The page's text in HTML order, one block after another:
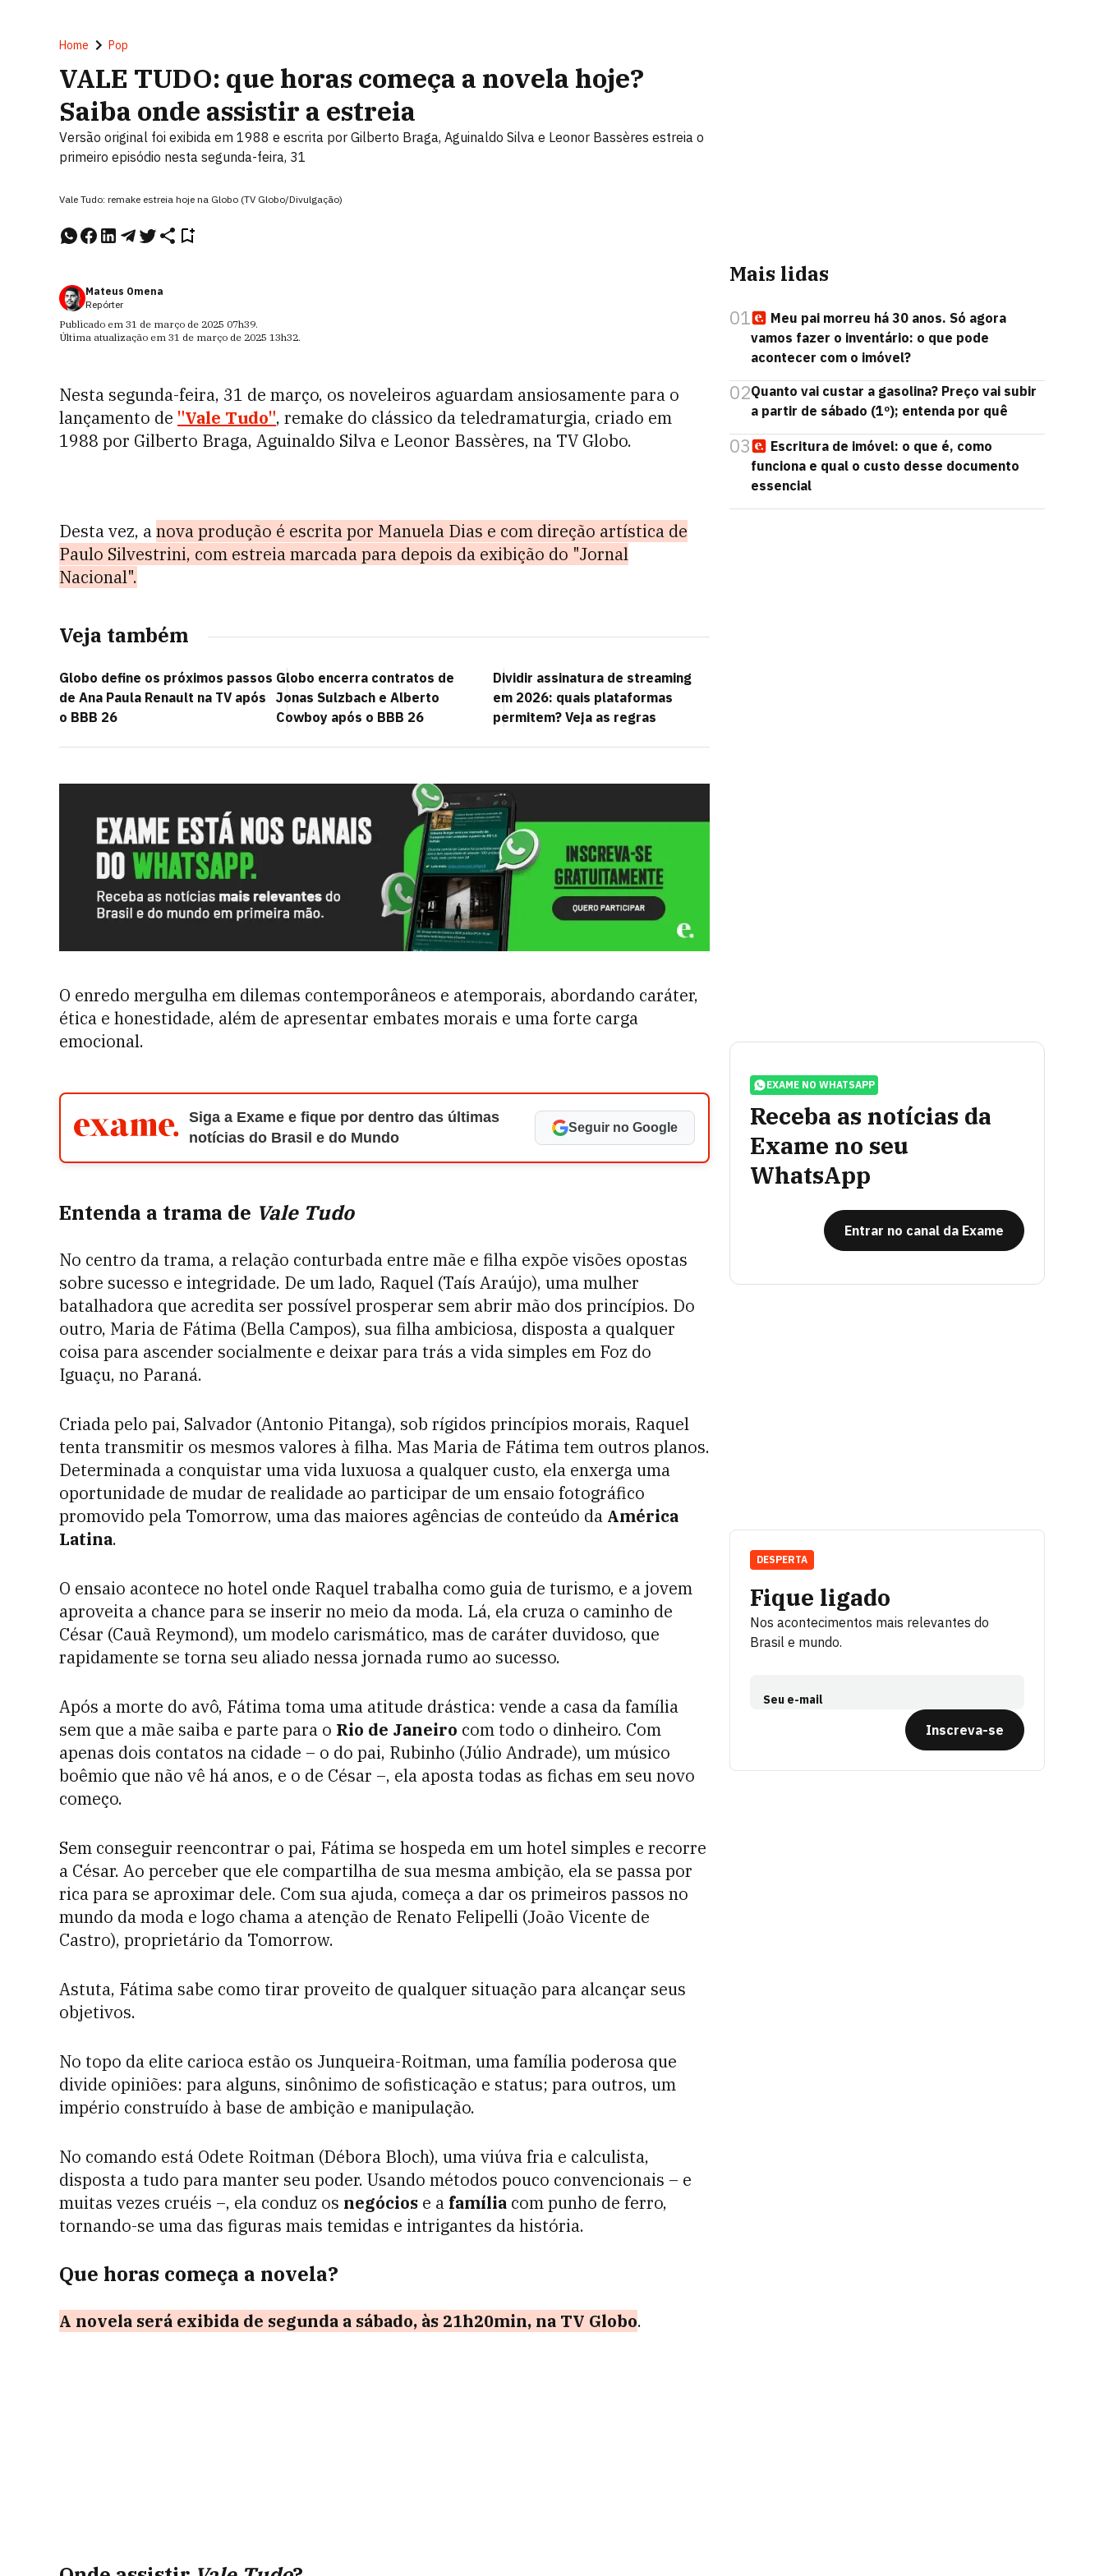
Home Pop
VALE TUDO: que horas começa a novela hoje?
Saiba onde assistir a estreia
Versão original foi exibida em 1988 e escrita por Gilberto Braga, Aguinaldo Silva e Leonor Bassères estreia o
primeiro episódio nesta segunda-feira, 31
Vale Tudo: remake estreia hoje na Globo (TV Globo/Divulgação)
Mateus Omena
Repórter
Publicado em 31 de março de 2025 07h39.
Última atualização em 31 de março de 2025 13h32.
Nesta segunda-feira, 31 de março, os noveleiros aguardam ansiosamente para o
lançamento de "Vale Tudo", remake do clássico da teledramaturgia, criado em
1988 por Gilberto Braga, Aguinaldo Silva e Leonor Bassères, na TV Globo.
Desta vez, anova produção é escrita por Manuela Dias e com direção artística de
Paulo Silvestrini, com estreia marcada para depois da exibição do "Jornal
Nacional".
Veja também
Globo define os próximos passos
de Ana Paula Renault na TV após
o BBB 26
Globo encerra contratos de
Jonas Sulzbach e Alberto
Cowboy após o BBB 26
Dividir assinatura de streaming
em 2026: quais plataformas
permitem? Veja as regras
O enredo mergulha em dilemas contemporâneos e atemporais, abordando caráter,
ética e honestidade, além de apresentar embates morais e uma forte carga
emocional.
Siga a Exame e fique por dentro das últimas
notícias do Brasil e do Mundo
Seguir no Google
Entenda a trama de Vale Tudo
No centro da trama, a relação conturbada entre mãe e filha expõe visões opostas
sobre sucesso e integridade. De um lado, Raquel (Taís Araújo), uma mulher
batalhadora que acredita ser possível prosperar sem abrir mão dos princípios. Do
outro, Maria de Fátima (Bella Campos), sua filha ambiciosa, disposta a qualquer
coisa para ascender socialmente e deixar para trás a vida simples em Foz do
Iguaçu, no Paraná.
Criada pelo pai, Salvador (Antonio Pitanga), sob rígidos princípios morais, Raquel
tenta transmitir os mesmos valores à filha. Mas Maria de Fátima tem outros planos.
Determinada a conquistar uma vida luxuosa a qualquer custo, ela enxerga uma
oportunidade de mudar de realidade ao participar de um ensaio fotográfico
promovido pela Tomorrow, uma das maiores agências de conteúdo da América
Latina.
O ensaio acontece no hotel onde Raquel trabalha como guia de turismo, e a jovem
aproveita a chance para se inserir no meio da moda. Lá, ela cruza o caminho de
César (Cauã Reymond), um modelo carismático, mas de caráter duvidoso, que
rapidamente se torna seu aliado nessa jornada rumo ao sucesso.
Após a morte do avô, Fátima toma uma atitude drástica: vende a casa da família
sem que a mãe saiba e parte para o Rio de Janeiro com todo o dinheiro. Com
apenas dois contatos na cidade – o do pai, Rubinho (Júlio Andrade), um músico
boêmio que não vê há anos, e o de César –, ela aposta todas as fichas em seu novo
começo.
Sem conseguir reencontrar o pai, Fátima se hospeda em um hotel simples e recorre
a César. Ao perceber que ele compartilha de sua mesma ambição, ela se passa por
rica para se aproximar dele. Com sua ajuda, começa a dar os primeiros passos no
mundo da moda e logo chama a atenção de Renato Felipelli (João Vicente de
Castro), proprietário da Tomorrow.
Astuta, Fátima sabe como tirar proveito de qualquer situação para alcançar seus
objetivos.
No topo da elite carioca estão os Junqueira-Roitman, uma família poderosa que
divide opiniões: para alguns, sinônimo de sofisticação e status; para outros, um
império construído à base de ambição e manipulação.
No comando está Odete Roitman (Débora Bloch), uma viúva fria e calculista,
disposta a tudo para manter seu poder. Usando métodos pouco convencionais – e
muitas vezes cruéis –, ela conduz os negócios e a família com punho de ferro,
tornando-se uma das figuras mais temidas e intrigantes da história.
Que horas começa a novela?
A novela será exibida de segunda a sábado, às 21h20min, na TV Globo.
Mais lidas
01
Meu pai morreu há 30 anos. Só agora
vamos fazer o inventário: o que pode
acontecer com o imóvel?
02Quanto vai custar a gasolina? Preço vai subir
a partir de sábado (1º); entenda por quê
03
Escritura de imóvel: o que é, como
funciona e qual o custo desse documento
essencial
EXAME NO WHATSAPP
Receba as notícias da
Exame no seu
WhatsApp
Entrar no canal da Exame
Fique ligado
Nos acontecimentos mais relevantes do
Brasil e mundo.
Seu e-mail
Inscreva-se
DESPERTA